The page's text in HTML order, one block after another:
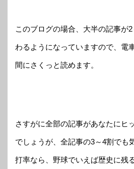
このブログの場合、大半の記事が
わるようになっていますので、電
間にさくっと読めます。
さすがに全部の記事があなたにヒ
でしょうが、全記事の3～4割でも
打率なら、野球でいえば歴史に残